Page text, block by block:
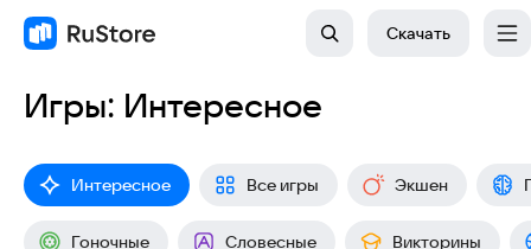
Скачать
Игры: Интересное
Интересное Все игры Экшен
Гоночные Словесные Викторины